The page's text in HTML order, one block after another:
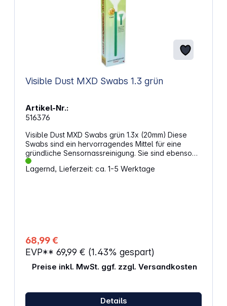
Visible Dust MXD Swabs 1.3 grün
Artikel-Nr.:
516376
Visible Dust MXD Swabs grün 1.3x (20mm) Diese
Swabs sind ein hervorragendes Mittel für eine
gründliche Sensornassreinigung. Sie sind ebenso
weich und sensorschonend wie die Swabs der
Orange Series und mit allen Reinigungslösungen
(nass und/oder trocken) Geeignet für alle
VisibleDust Flüssigkeiten 12 Stk. je Packung
VisibleDust - Kompatibilitätsliste hier herunterladen
Lagernd, Lieferzeit: ca. 1-5 Werktage
68,99 €
EVP** 69,99 € (1.43% gespart)
Preise inkl. MwSt. ggf. zzgl. Versandkosten
Details